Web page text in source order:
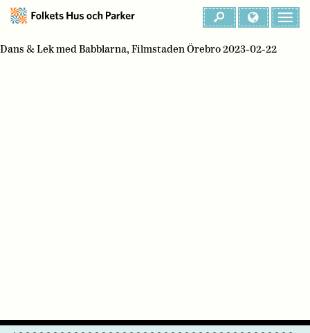
Dans & Lek med Babblarna, Filmstaden Örebro 2023-02-22